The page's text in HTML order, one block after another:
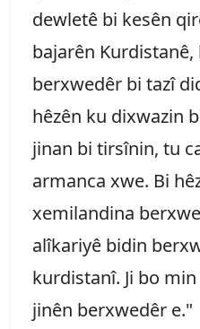
dewletê bi kesên
bajarên
berxwedêr bi tazî
hêzên ku dixwazin
jinan bi tirsînin, tu
armanca xwe. Bi
xemilandina
alîkariyê bidin
kurdistanî. Ji bo
jinên berxwedêr e."